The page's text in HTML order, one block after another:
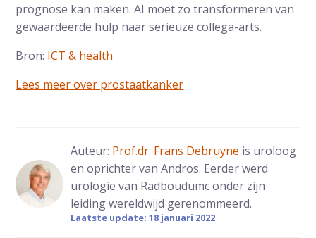
prognose kan maken. AI moet zo transformeren van
gewaardeerde hulp naar serieuze collega-arts.
Bron: ICT & health
Lees meer over prostaatkanker
Auteur: Prof.dr. Frans Debruyne is uroloog
en oprichter van Andros. Eerder werd
urologie van Radboudumc onder zijn
leiding wereldwijd gerenommeerd.
Laatste update: 18 januari 2022